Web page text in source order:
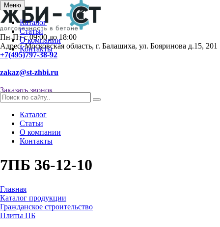
Меню
Каталог
Статьи
О компании
Контакты
Пн-Пт с 09:00 до 18:00
Адрес: Московская область, г. Балашиха, ул. Бояринова д.15, 201
+7(495)797-38-92
zakaz@st-zhbi.ru
Заказать звонок
Каталог
Статьи
О компании
Контакты
7ПБ 36-12-10
Главная
Каталог продукции
Гражданское строительство
Плиты ПБ